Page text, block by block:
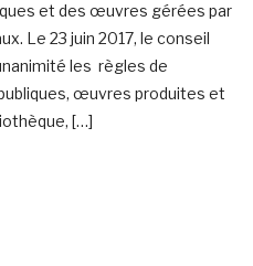
et des œuvres gérées par
Le 23 juin 2017, le conseil
les règles de
œuvres produites et
[…]